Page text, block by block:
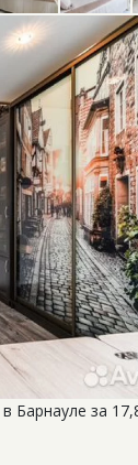
Барнауле за